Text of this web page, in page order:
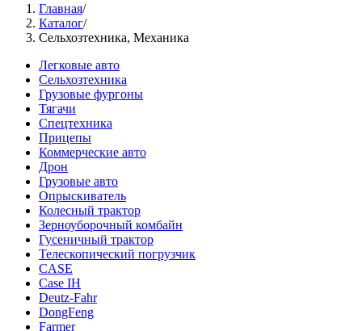
Главная/
Каталог/
Сельхозтехника, Механика
Легковые авто
Сельхозтехника
Грузовые фургоны
Тягачи
Спецтехника
Прицепы
Коммерческие авто
Дрон
Грузовые авто
Опрыскиватель
Колесный трактор
Зерноуборочный комбайн
Гусеничный трактор
Телескопический погрузчик
CASE
Case IH
Deutz-Fahr
DongFeng
Farmer